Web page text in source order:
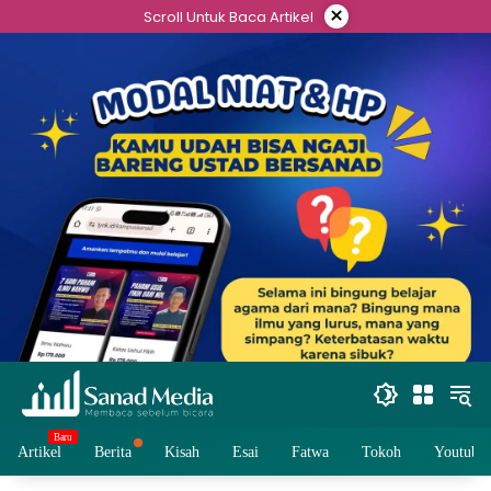
to
Scroll Untuk Baca Artikel ×
Artikel Berita Kisah Esai Fatwa Tokoh Youtube